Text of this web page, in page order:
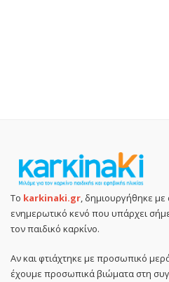
Το karkinaki.gr, δημιουργήθηκε με
ενημερωτικό κενό που υπάρχει
τον παιδικό καρκίνο.
Αν και φτιάχτηκε με προσωπικό
έχουμε προσωπικά βιώματα στη